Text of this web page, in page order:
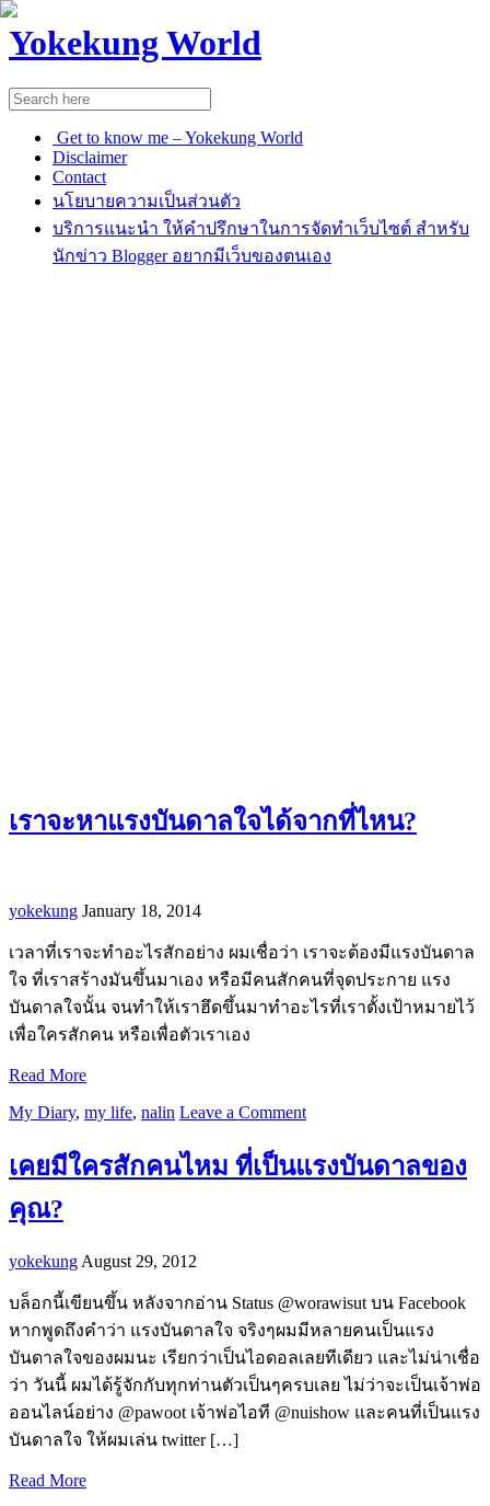
Yokekung World
Get to know me – Yokekung World
Disclaimer
Contact
นโยบายความเป็นส่วนตัว
บริการแนะนำ ให้คำปรึกษาในการจัดทำเว็บไซต์ สำหรับ
นักข่าว Blogger อยากมีเว็บของตนเอง
เราจะหาแรงบันดาลใจได้จากที่ไหน?
yokekung January 18, 2014
เวลาที่เราจะทำอะไรสักอย่าง ผมเชื่อว่า เราจะต้องมีแรงบันดาล
ใจ ที่เราสร้างมันขึ้นมาเอง หรือมีคนสักคนที่จุดประกาย แรง
บันดาลใจนั้น จนทำให้เราฮึดขึ้นมาทำอะไรที่เราตั้งเป้าหมายไว้
เพื่อใครสักคน หรือเพื่อตัวเราเอง
Read More
My Diary, my life, nalin Leave a Comment
เคยมีใครสักคนไหม ที่เป็นแรงบันดาลของ
คุณ?
yokekung August 29, 2012
บล็อกนี้เขียนขึ้น หลังจากอ่าน Status @worawisut บน Facebook
หากพูดถึงคำว่า แรงบันดาลใจ จริงๆผมมีหลายคนเป็นแรง
บันดาลใจของผมนะ เรียกว่าเป็นไอดอลเลยทีเดียว และไม่น่าเชื่อ
ว่า วันนี้ ผมได้รู้จักกับทุกท่านตัวเป็นๆครบเลย ไม่ว่าจะเป็นเจ้าพ่อ
ออนไลน์อย่าง @pawoot เจ้าพ่อไอที @nuishow และคนที่เป็นแรง
บันดาลใจ ให้ผมเล่น twitter […]
Read More